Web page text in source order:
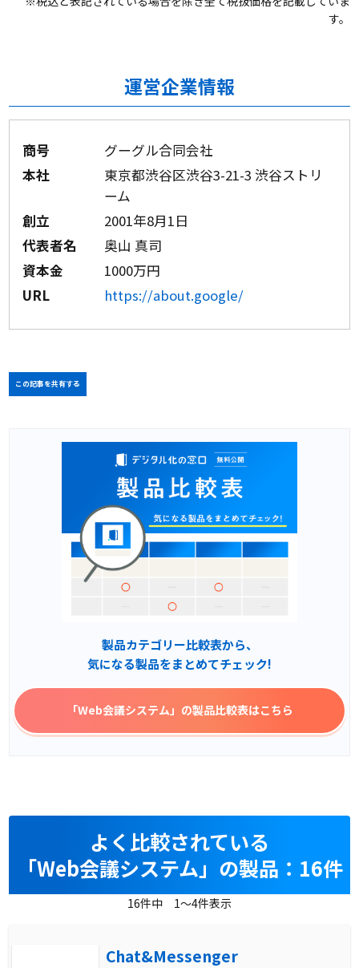
す。
運営企業情報
商号
グーグル合同会社
本社
東京都渋谷区渋谷3-21-3 渋谷ストリ
ーム
創立
2001年8月1日
代表者名
奥山 真司
資本金
1000万円
URL
https://about.google/
この記事を共有する
製品カテゴリー比較表から、
気になる製品をまとめてチェック!
「Web会議システム」 の製品比較表はこちら
よく比較されている
「Web会議システム」の製品：16件
16件中 1～4件表示
Chat&Messenger